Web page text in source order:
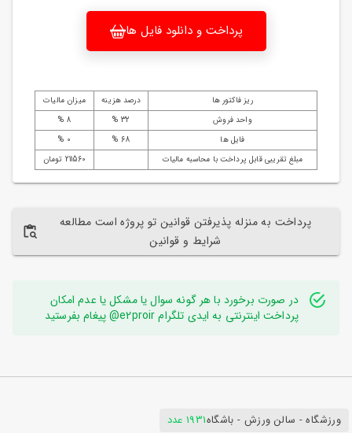
پرداخت و دانلود فایل ها
ریز فاکتور ها درصد هزینه
میزان مالیات
واحد فروش
32 %
8 %
فایل ها
68 %
0 %
مبلغ تقریبی قابل پرداخت با محاسبه مالیات
211560 تومان
پرداخت به منزله پذیرفتن قوانین تو پروژه است مطالعه
شرایط و قوانین
در صورت برخورد با هر گونه سوال یا مشکل یا عدم امکان
پرداخت اینترنتی به ایدی تلگرام e2proir@ پیغام بفرستید
ورزشگاه - سالن ورزش - باشگاه1931 عدد